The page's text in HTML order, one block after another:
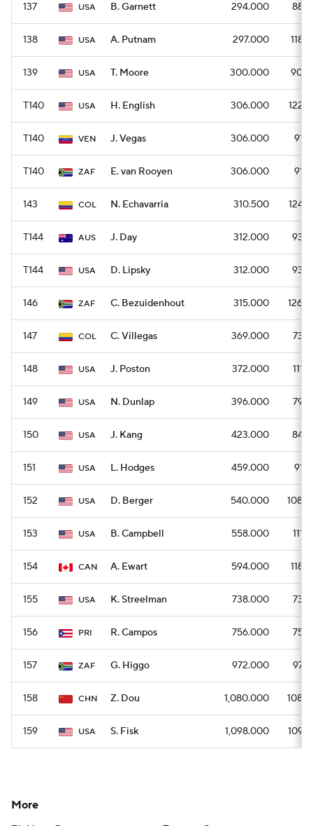
137 USA B. Garnett 294.000 882
138 USA A. Putnam 297.000 1188
139 USA T. Moore 300.000 900
T140 USA H. English 306.000 1224
T140 VEN J. Vegas 306.000 918
T140 ZAF E. van Rooyen 306.000 918
143 COL N. Echavarria 310.500 1242
T144 AUS J. Day 312.000 936
T144 USA D. Lipsky 312.000 936
146 ZAF C. Bezuidenhout 315.000 1260
147 COL C. Villegas 369.000 738
148 USA J. Poston 372.000 1116
149 USA N. Dunlap 396.000 792
150 USA J. Kang 423.000 846
151 USA L. Hodges 459.000 918
152 USA D. Berger 540.000 1080
153 USA B. Campbell 558.000 1116
154 CAN A. Ewart 594.000 1188
155 USA K. Streelman 738.000 738
156 PRI R. Campos 756.000 756
157 ZAF G. Higgo 972.000 972
158 CHN Z. Dou 1,080.000 1080
159 USA S. Fisk 1,098.000 1098
More